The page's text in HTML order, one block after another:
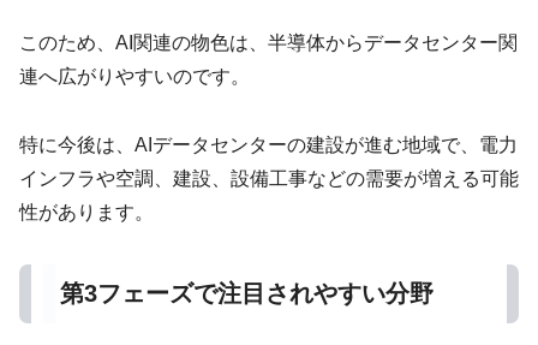
このため、AI関連の物色は、半導体からデータセンター関
連へ広がりやすいのです。
特に今後は、AIデータセンターの建設が進む地域で、電力
インフラや空調、建設、設備工事などの需要が増える可能
性があります。
第3フェーズで注目されやすい分野